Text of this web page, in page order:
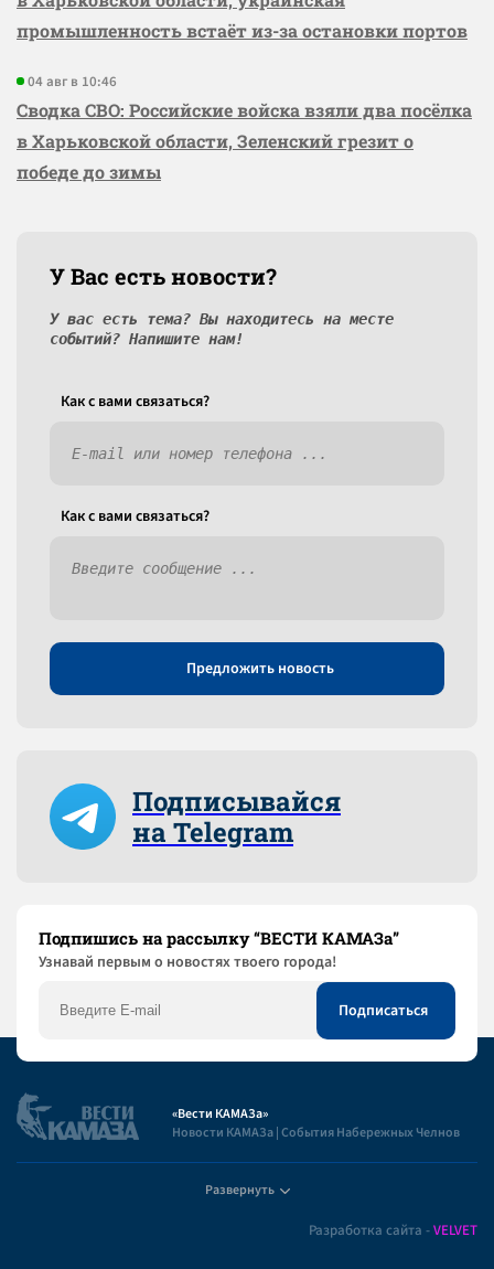
промышленность встаёт из-за остановки портов
04 авг в 10:46
Сводка СВО: Российские войска взяли два посёлка
в Харьковской области, Зеленский грезит о
победе до зимы
У Вас есть новости?
У вас есть тема? Вы находитесь на месте
событий? Напишите нам!
Как c вами связаться?
Как c вами связаться?
Предложить новость
Подписывайся
на Telegram
Подпишись на рассылку “ВЕСТИ КАМАЗа”
Узнaвай первым о новостях твоего города!
«Вести КАМАЗа»
Новости КАМАЗа | События Набережных Челнов
Развернуть
Разработка сайта -VELVET